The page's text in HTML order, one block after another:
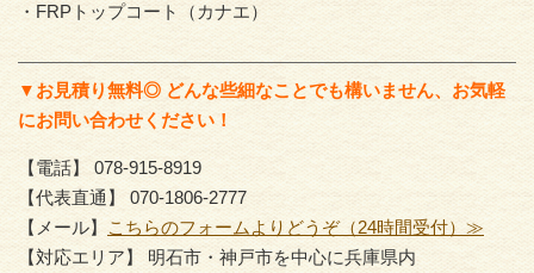
・FRPトップコート（カナエ）
▼お見積り無料◎ どんな些細なことでも構いません、お気軽
にお問い合わせください！
【電話】 078-915-8919
【代表直通】 070-1806-2777
【メール】
こちらのフォームよりどうぞ（24時間受付）≫
【対応エリア】 明石市・神戸市を中心に兵庫県内